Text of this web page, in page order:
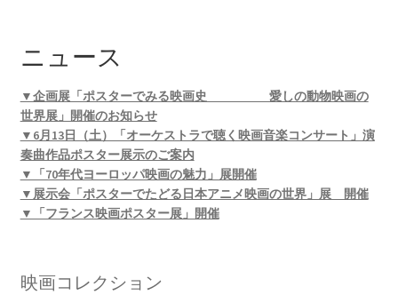
ニュース
▼企画展「ポスターでみる映画史 愛しの動物映画の
世界展」開催のお知らせ
▼6月13日（土）「オーケストラで聴く映画音楽コンサート」演
奏曲作品ポスター展示のご案内
▼「70年代ヨーロッパ映画の魅力」展開催
▼展示会「ポスターでたどる日本アニメ映画の世界」展 開催
▼「フランス映画ポスター展」開催
映画コレクション